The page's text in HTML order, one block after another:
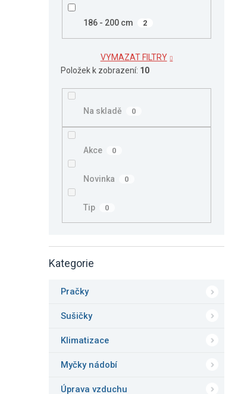
Na skladě 0
Akce 0
Novinka 0
Tip 0
186 - 200 cm 2
VYMAZAT FILTRY
Položek k zobrazení: 10
Přeskočit
Kategorie
Pračky
Sušičky
Klimatizace
Myčky nádobí
Úprava vzduchu